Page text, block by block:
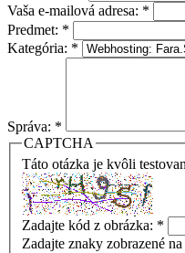
Vaša e-mailová adresa: *
Predmet: *
Kategória: *
Správa: *
CAPTCHA
Táto otázka je kvôli
Zadajte kód z obrázka: *
Zadajte znaky zobrazené